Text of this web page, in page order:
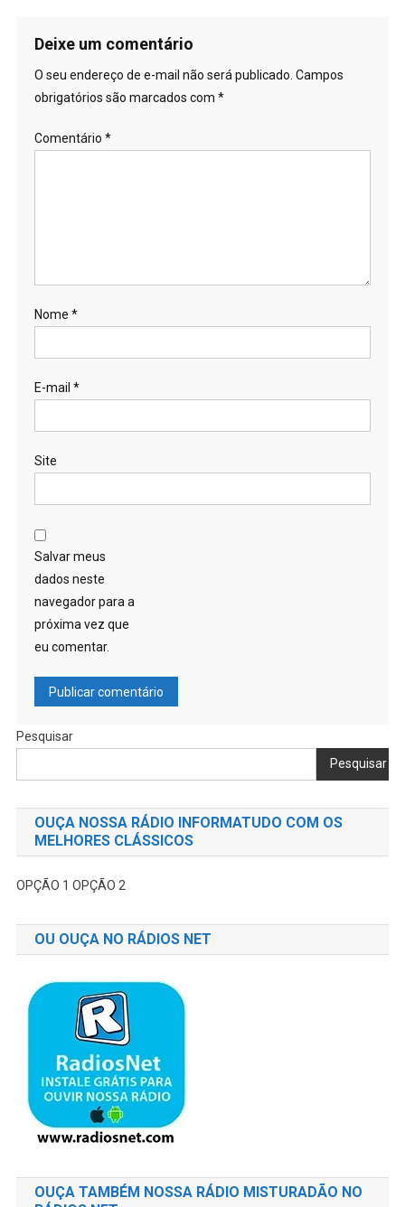
Deixe um comentário
O seu endereço de e-mail não será publicado. Campos
obrigatórios são marcados com *
Comentário *
Nome *
E-mail *
Site
Salvar meus
dados neste
navegador para a
próxima vez que
eu comentar.
Pesquisar
Pesquisar
OUÇA NOSSA RÁDIO INFORMATUDO COM OS
MELHORES CLÁSSICOS
OPÇÃO 1 OPÇÃO 2
OU OUÇA NO RÁDIOS NET
OUÇA TAMBÉM NOSSA RÁDIO MISTURADÃO NO